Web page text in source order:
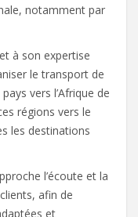
notamment par
à son expertise
le transport de
vers l’Afrique de
régions vers le
les destinations
l’écoute et la
afin de
et